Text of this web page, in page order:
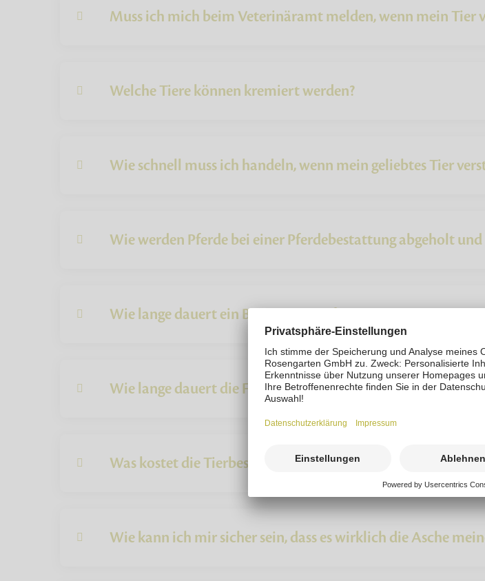
Muss ich mich beim Veterinäramt melden, wenn mein Tier
Welche Tiere können kremiert werden?
Wie schnell muss ich handeln, wenn mein geliebtes Tier
Wie werden Pferde bei einer Pferdebestattung abgeholt
Wie lange dauert ein Bestattungsauftrag?
Wie lange dauert die Feuerbestattung eines Pferdes?
Was kostet die Tierbestattung?
Wie kann ich mir sicher sein, dass es wirklich die Asche